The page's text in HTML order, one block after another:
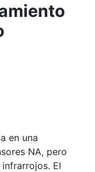
en una
NA, pero
El